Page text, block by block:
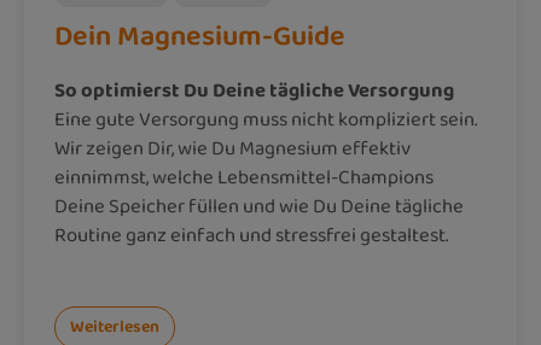
Dein Magnesium-Guide
So optimierst Du Deine tägliche Versorgung
Eine gute Versorgung muss nicht kompliziert sein.
Wir zeigen Dir, wie Du Magnesium effektiv
einnimmst, welche Lebensmittel-Champions
Deine Speicher füllen und wie Du Deine tägliche
Routine ganz einfach und stressfrei gestaltest.
Weiterlesen